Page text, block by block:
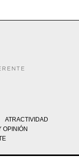
ATRACTIVIDAD
OPINIÓN